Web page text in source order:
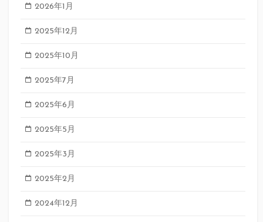
2026年1月
2025年12月
2025年10月
2025年7月
2025年6月
2025年5月
2025年3月
2025年2月
2024年12月